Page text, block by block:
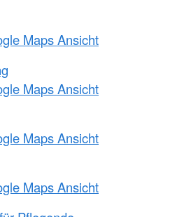
Maps Ansicht
Maps Ansicht
Maps Ansicht
Maps Ansicht